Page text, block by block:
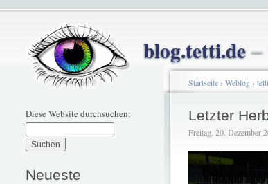
blog.tetti.de–
Diese Website durchsuchen:
Neueste
Startseite› Weblog›
Letzter
Freitag, 20. Dezember